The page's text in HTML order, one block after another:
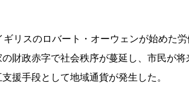
リスのロバート・オーウェンが始めた
財政赤字で社会秩序が蔓延し、市民が
援手段として地域通貨が発生した。